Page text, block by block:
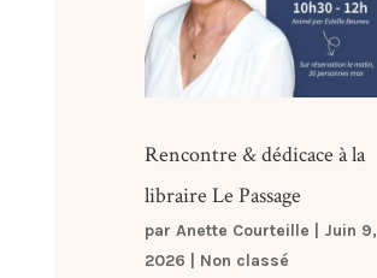
Rencontre & dédicace à la
libraire Le Passage
par Anette Courteille
Juin 9,
2026
Non classé